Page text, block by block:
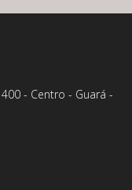
- Centro - Guará -